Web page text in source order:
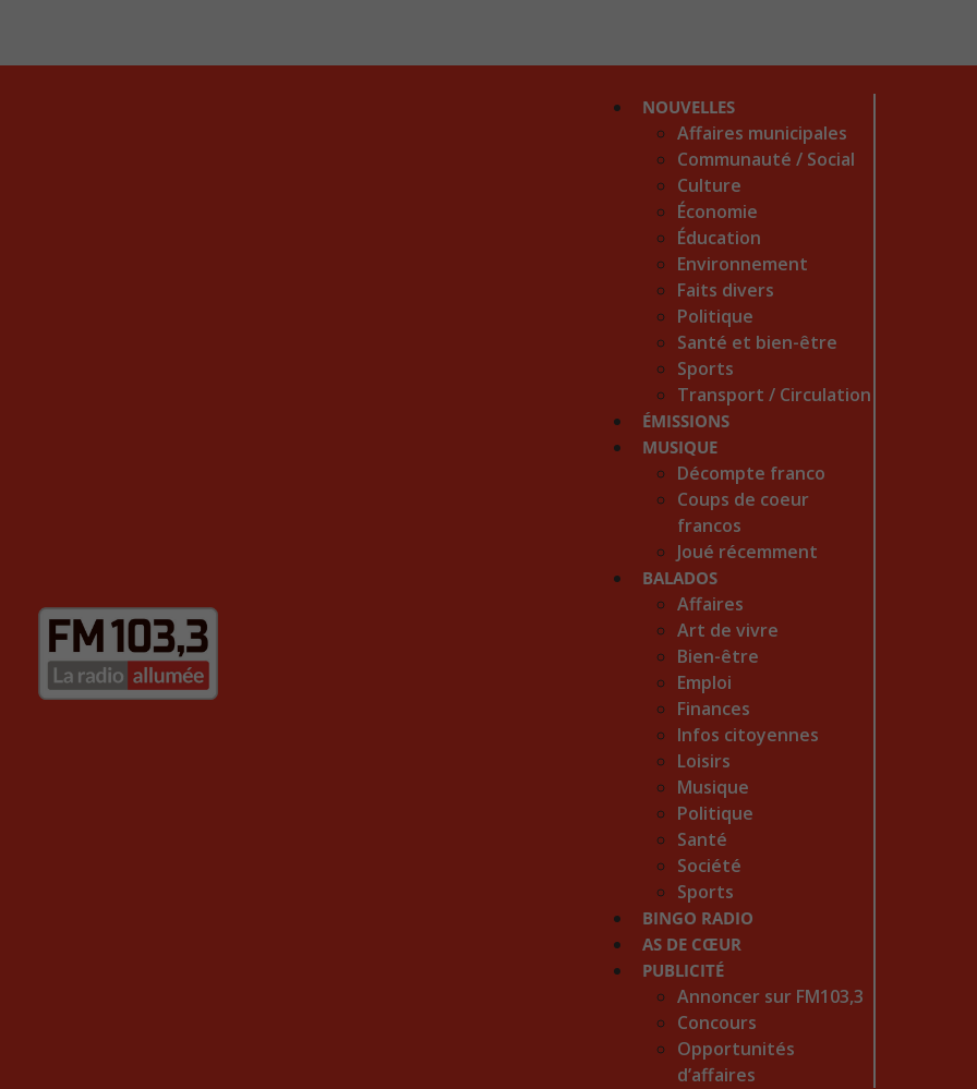
NOUVELLES
Affaires municipales
Communauté / Social
Culture
Économie
Éducation
Environnement
Faits divers
Politique
Santé et bien-être
Sports
Transport / Circulation
ÉMISSIONS
MUSIQUE
Décompte franco
Coups de coeur
francos
Joué récemment
BALADOS
Affaires
Art de vivre
Bien-être
Emploi
Finances
Infos citoyennes
Loisirs
Musique
Politique
Santé
Société
Sports
BINGO RADIO
AS DE CŒUR
PUBLICITÉ
Annoncer sur FM103,3
Concours
Opportunités
d’affaires